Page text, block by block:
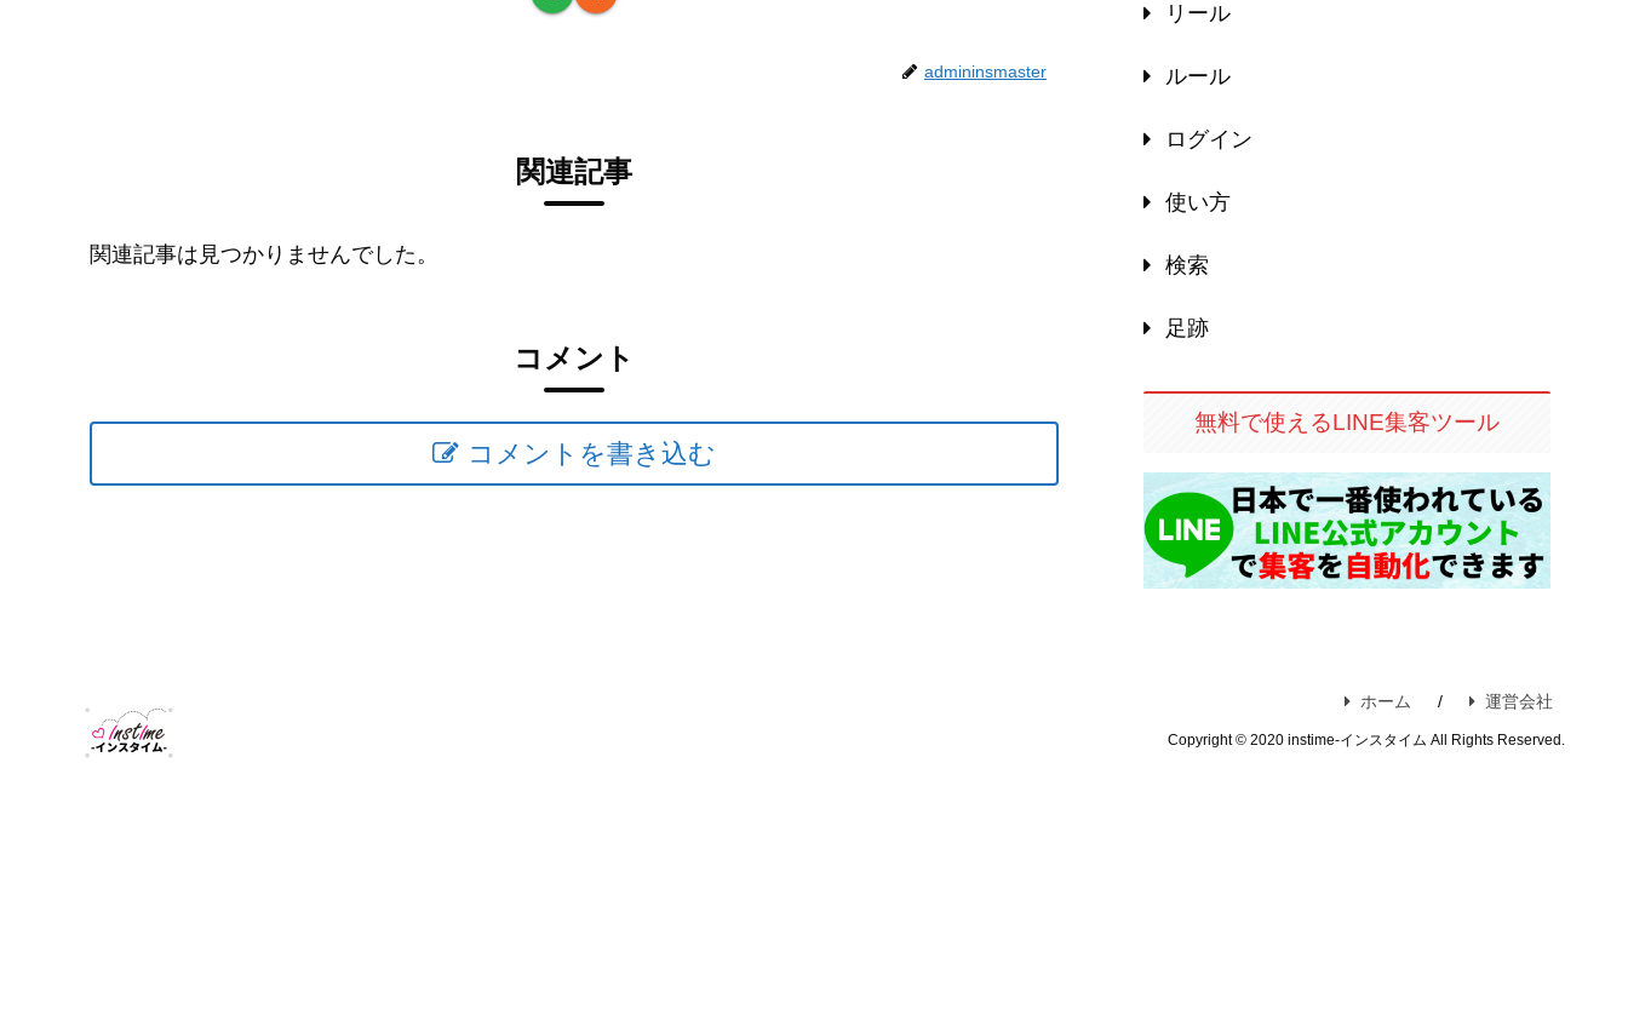
admininsmaster
関連記事
関連記事は見つかりませんでした。
コメント
コメントを書き込む
リール
ルール
ログイン
使い方
検索
足跡
無料で使えるLINE集客ツール
ホーム 運営会社
Copyright © 2020 instime-インスタイム All Rights Reserved.